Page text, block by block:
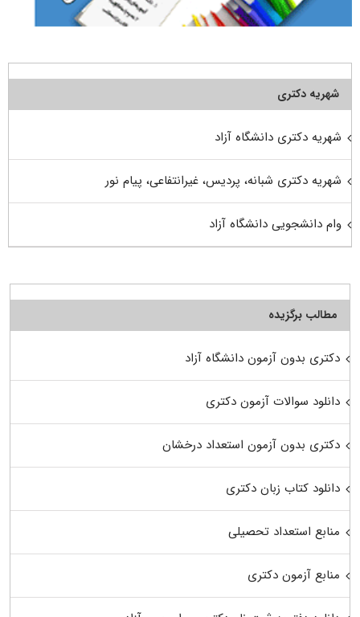
شهریه دکتری
شهریه دکتری دانشگاه آزاد
شهریه دکتری شبانه، پردیس، غیرانتفاعی، پیام نور
وام دانشجویی دانشگاه آزاد
مطالب برگزیده
دکتری بدون آزمون دانشگاه آزاد
دانلود سوالات آزمون دکتری
دکتری بدون آزمون استعداد درخشان
دانلود کتاب زبان دکتری
منابع استعداد تحصیلی
منابع آزمون دکتری